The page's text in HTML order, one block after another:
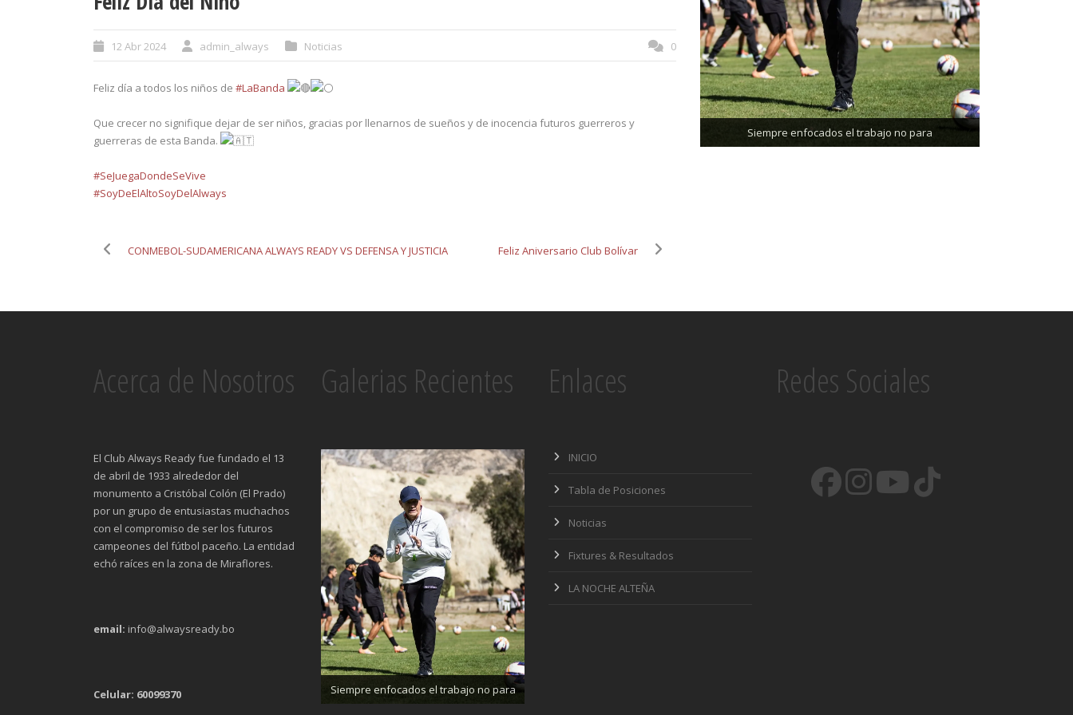
12 Abr 2024 admin_always Noticias 0
Feliz día a todos los niños de #LaBanda
Que crecer no signifique dejar de ser niños, gracias por llenarnos de sueños y de inocencia futuros guerreros y
guerreras de esta Banda.
#SeJuegaDondeSeVive
#SoyDeElAltoSoyDelAlways
CONMEBOL-SUDAMERICANA ALWAYS READY VS DEFENSA Y JUSTICIA Feliz Aniversario Club Bolívar
Siempre enfocados el trabajo no para
Trabajando enfocados, listos para el partido de
mañana
Acerca de Nosotros
El Club Always Ready fue fundado el 13
de abril de 1933 alrededor del
monumento a Cristóbal Colón (El Prado)
por un grupo de entusiastas muchachos
con el compromiso de ser los futuros
campeones del fútbol paceño. La entidad
echó raíces en la zona de Miraflores.
email: info@alwaysready.bo
Celular: 60099370
Galerias Recientes
Siempre enfocados el trabajo no para
Trabajando enfocados, listos para el
partido de mañana
Enlaces
INICIO
Tabla de Posiciones
Noticias
Fixtures & Resultados
LA NOCHE ALTEÑA
Redes Sociales